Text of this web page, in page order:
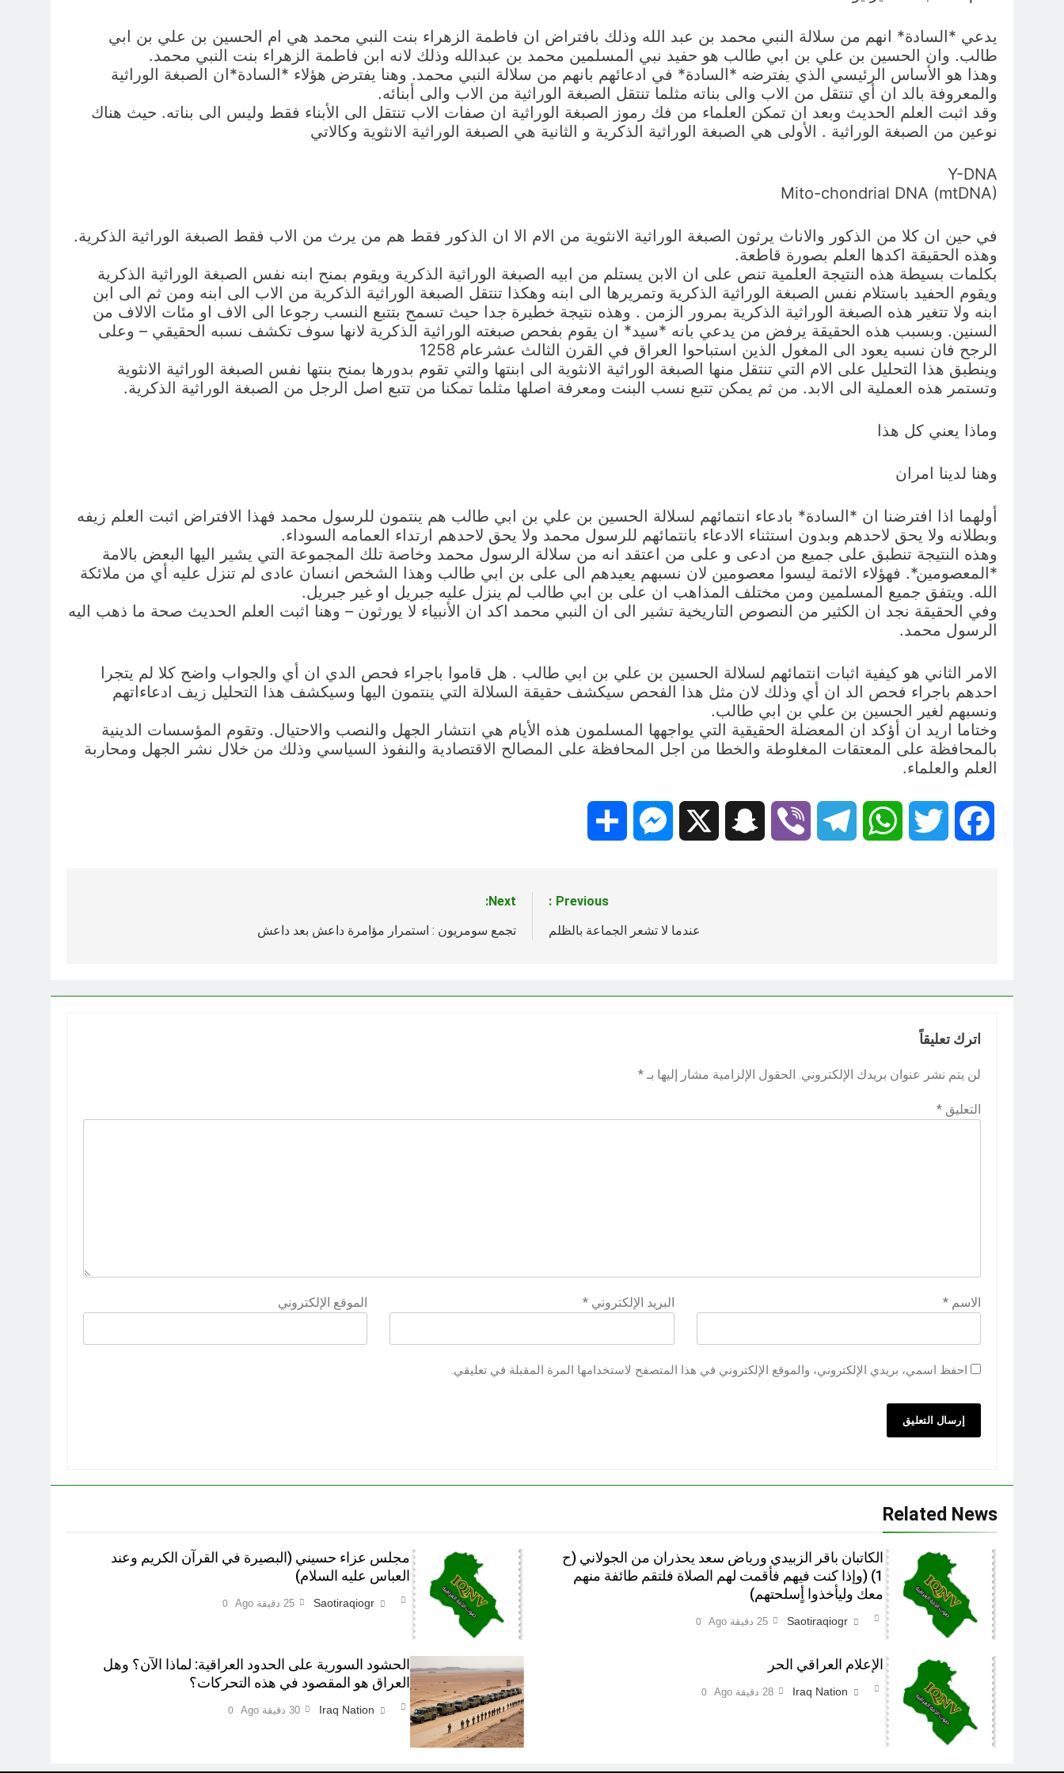
يدعي *السادة* انهم من سلالة النبي محمد بن عبد الله وذلك بافتراض ان فاطمة الزهراء بنت النبي محمد هي ام الحسين بن علي بن ابي
طالب. وان الحسين بن علي بن ابي طالب هو حفيد نبي المسلمين محمد بن عبدالله وذلك لانه ابن فاطمة الزهراء بنت النبي محمد.
وهذا هو الأساس الرئيسي الذي يفترضه *السادة* في ادعائهم بانهم من سلالة النبي محمد. وهنا يفترض هؤلاء *السادة*ان الصبغة الوراثية
والمعروفة بالد ان أي تنتقل من الاب والى بناته مثلما تنتقل الصبغة الوراثية من الاب والى أبنائه.
وقد اثبت العلم الحديث وبعد ان تمكن العلماء من فك رموز الصبغة الوراثية ان صفات الاب تنتقل الى الأبناء فقط وليس الى بناته. حيث هناك
نوعين من الصبغة الوراثية . الأولى هي الصبغة الوراثية الذكرية و الثانية هي الصبغة الوراثية الانثوية وكالاتي
Y-DNA
Mito-chondrial DNA (mtDNA)
في حين ان كلا من الذكور والاناث يرثون الصبغة الوراثية الانثوية من الام الا ان الذكور فقط هم من يرث من الاب فقط الصبغة الوراثية الذكرية.
وهذه الحقيقة اكدها العلم بصورة قاطعة.
بكلمات بسيطة هذه النتيجة العلمية تنص على ان الابن يستلم من ابيه الصبغة الوراثية الذكرية ويقوم بمنح ابنه نفس الصبغة الوراثية الذكرية
ويقوم الحفيد باستلام نفس الصبغة الوراثية الذكرية وتمريرها الى ابنه وهكذا تنتقل الصبغة الوراثية الذكرية من الاب الى ابنه ومن ثم الى ابن
ابنه ولا تتغير هذه الصبغة الوراثية الذكرية بمرور الزمن . وهذه نتيجة خطيرة جدا حيث تسمح بتتبع النسب رجوعا الى الاف او مئات الالاف من
السنين. وبسبب هذه الحقيقة يرفض من يدعي بانه *سيد* ان يقوم بفحص صبغته الوراثية الذكرية لانها سوف تكشف نسبه الحقيقي – وعلى
الرجح فان نسبه يعود الى المغول الذين استباحوا العراق في القرن الثالث عشرعام 1258
وينطبق هذا التحليل على الام التي تنتقل منها الصبغة الوراثية الانثوية الى ابنتها والتي تقوم بدورها بمنح بنتها نفس الصبغة الوراثية الانثوية
وتستمر هذه العملية الى الابد. من ثم يمكن تتبع نسب البنت ومعرفة اصلها مثلما تمكنا من تتبع اصل الرجل من الصبغة الوراثية الذكرية.
وماذا يعني كل هذا
وهنا لدينا امران
أولهما اذا افترضنا ان *السادة* بادعاء انتمائهم لسلالة الحسين بن علي بن ابي طالب هم ينتمون للرسول محمد فهذا الافتراض اثبت العلم زيفه
وبطلانه ولا يحق لاحدهم وبدون استثناء الادعاء بانتمائهم للرسول محمد ولا يحق لاحدهم ارتداء العمامه السوداء.
وهذه النتيجة تنطبق على جميع من ادعى و على من اعتقد انه من سلالة الرسول محمد وخاصة تلك المجموعة التي يشير اليها البعض بالامة
*المعصومين*. فهؤلاء الائمة ليسوا معصومين لان نسبهم يعيدهم الى على بن ابي طالب وهذا الشخص انسان عادى لم تنزل عليه أي من ملائكة
الله. ويتفق جميع المسلمين ومن مختلف المذاهب ان على بن ابي طالب لم ينزل عليه جبريل او غير جبريل.
وفي الحقيقة نجد ان الكثير من النصوص التاريخية تشير الى ان النبي محمد اكد ان الأنبياء لا يورثون – وهنا اثبت العلم الحديث صحة ما ذهب اليه
الرسول محمد.
الامر الثاني هو كيفية اثبات انتمائهم لسلالة الحسين بن علي بن ابي طالب . هل قاموا باجراء فحص الدي ان أي والجواب واضح كلا لم يتجرا
احدهم باجراء فحص الد ان أي وذلك لان مثل هذا الفحص سيكشف حقيقة السلالة التي ينتمون اليها وسيكشف هذا التحليل زيف ادعاءاتهم
ونسبهم لغير الحسين بن علي بن ابي طالب.
وختاما اريد ان أؤكد ان المعضلة الحقيقية التي يواجهها المسلمون هذه الأيام هي انتشار الجهل والنصب والاحتيال. وتقوم المؤسسات الدينية
بالمحافظة على المعتقات المغلوطة والخطا من اجل المحافظة على المصالح الاقتصادية والنفوذ السياسي وذلك من خلال نشر الجهل ومحاربة
العلم والعلماء.
Facebook
Twitter
WhatsApp
Telegram
Viber
Snapchat
Messenger
Previous:
عندما لا تشعر الجماعة بالظلم
Next:
تجمع سومريون : استمرار مؤامرة داعش بعد داعش
اترك تعليقاً
لن يتم نشر عنوان بريدك الإلكتروني. الحقول الإلزامية مشار إليها بـ *
التعليق *
الاسم * البريد الإلكتروني* الموقع الإلكتروني
احفظ اسمي، بريدي الإلكتروني، والموقع الإلكتروني في هذا المتصفح لاستخدامها المرة المقبلة في تعليقي.
Related News
الكاتبان باقر الزبيدي ورياض سعد يحذران من الجولاني (ح
1) (وإذا كنت فيهم فأقمت لهم الصلاة فلتقم طائفة منهم
معك وليأخذوا أٍسلحتهم)
Saotiraqiogr 25 دقيقة Ago 0
مجلس عزاء حسيني (البصيرة في القرآن الكريم وعند
العباس عليه السلام)
Saotiraqiogr 25 دقيقة Ago 0
الإعلام العراقي الحر
Iraq Nation 28 دقيقة Ago 0
الحشود السورية على الحدود العراقية: لماذا الآن؟ وهل
العراق هو المقصود في هذه التحركات؟
Iraq Nation 30 دقيقة Ago 0